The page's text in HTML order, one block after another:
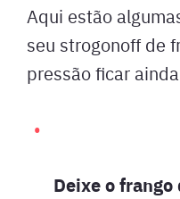
Aqui estão
seu strogonoff de
pressão ficar
Deixe o